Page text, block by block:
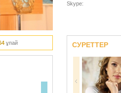
Skype:
ұпай СУРЕТТЕР